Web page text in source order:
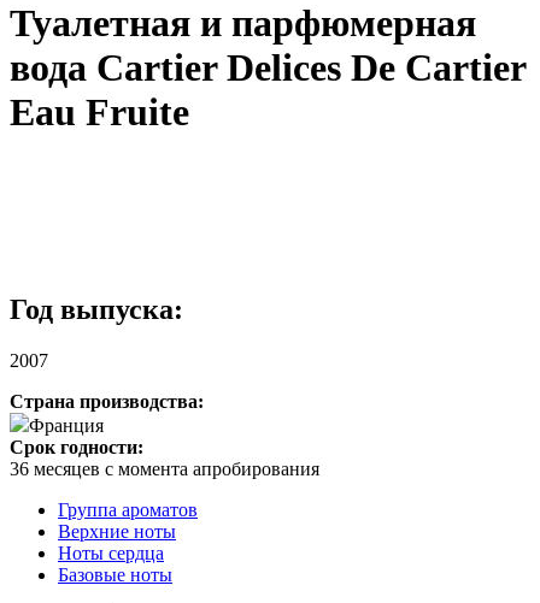
Туалетная и парфюмерная
вода Cartier Delices De Cartier
Eau Fruite
Год выпуска:
2007
Страна производства:
Франция
Срок годности:
36 месяцев с момента апробирования
Группа ароматов
Верхние ноты
Ноты сердца
Базовые ноты